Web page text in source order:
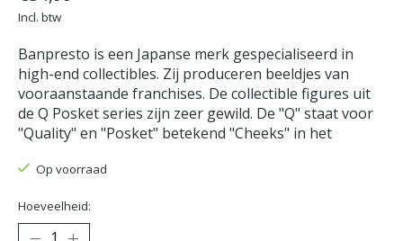
Incl. btw
Banpresto is een Japanse merk gespecialiseerd in
high-end collectibles. Zij produceren beeldjes van
vooraanstaande franchises. De collectible figures uit
de Q Posket series zijn zeer gewild. De "Q" staat voor
"Quality" en "Posket" betekend "Cheeks" in het
Op voorraad
Hoeveelheid: